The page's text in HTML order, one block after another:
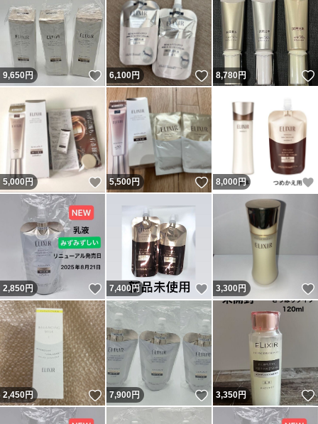
9,650円 いいね！
6,100円 いいね！
8,780円
5,000円 いいね！
5,500円 いいね！
8,000円
2,850円 いいね！
7,400円 いいね！
3,300円
2,450円 いいね！
7,900円 いいね！
3,350円